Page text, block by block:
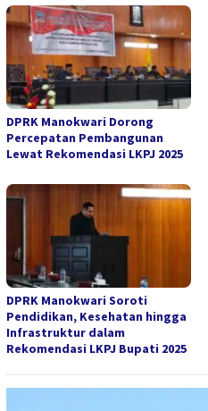
DPRK Manokwari Dorong
Percepatan Pembangunan
Lewat Rekomendasi LKPJ 2025
DPRK Manokwari Soroti
Pendidikan, Kesehatan hingga
Infrastruktur dalam
Rekomendasi LKPJ Bupati 2025